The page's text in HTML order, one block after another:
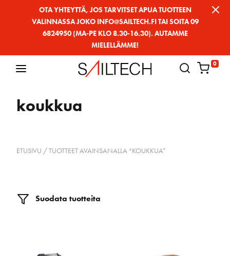
OTA YHTEYTTÄ, JOS TARVITSET APUA TUOTTEEN
VALINNASSA JOKO INFO@SAILTECH.FI TAI SOITA 09
6824950 (MA-PE KLO 8.30-16.30). AUTAMME
MIELELLÄMME!
0
koukkua
ETUSIVU / TUOTTEET AVAINSANALLA “KOUKKUA”
Suodata tuotteita